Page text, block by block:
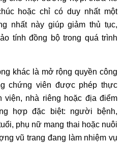
hoặc chỉ có duy nhất một
nhất này giúp giảm thủ tục,
tính đồng bộ trong quá trình
khác là mở rộng quyền công
chứng viên được phép thực
viện, nhà riêng hoặc địa điểm
hợp đặc biệt: người bệnh,
phụ nữ mang thai hoặc nuôi
vũ trang đang làm nhiệm vụ